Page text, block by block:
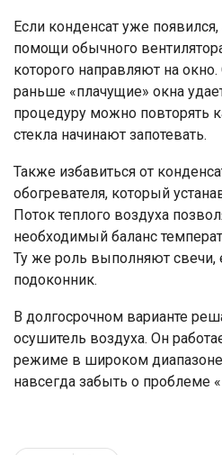
Если конденсат уже
помощи обычного
которого направляют на окно.
раньше «плачущие» окна
процедуру можно повторять
стекла начинают запотевать.
Также избавиться от
обогревателя, который
Поток теплого воздуха
необходимый баланс
Ту же роль выполняют свечи,
подоконник.
В долгосрочном варианте
осушитель воздуха. Он
режиме в широком диапазоне
навсегда забыть о проблеме